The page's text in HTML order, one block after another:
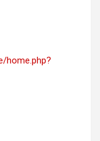
home.php?